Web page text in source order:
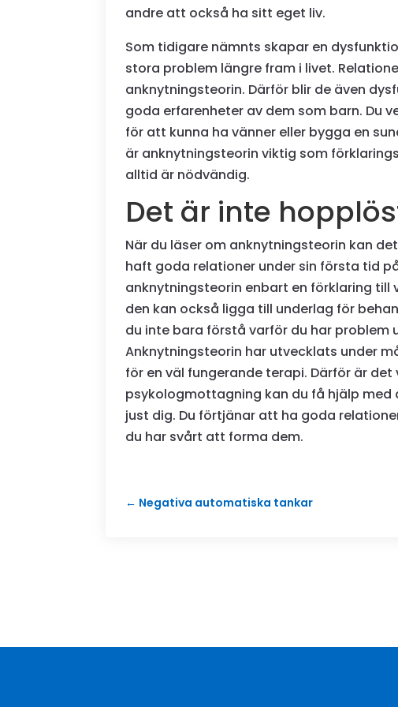
andre att också ha sitt eget liv.
Som tidigare nämnts skapar en
stora problem längre fram i livet.
anknytningsteorin. Därför blir de även
goda erfarenheter av dem som barn. Du
för att kunna ha vänner eller bygga en
är anknytningsteorin viktig som
alltid är nödvändig.
Det är inte
När du läser om anknytningsteorin kan
haft goda relationer under sin första tid
anknytningsteorin enbart en förklaring till
den kan också ligga till underlag för
du inte bara förstå varför du har problem
Anknytningsteorin har utvecklats under
för en väl fungerande terapi. Därför är
psykologmottagning kan du få hjälp
just dig. Du förtjänar att ha goda
du har svårt att forma dem.
← Negativa automatiska tankar